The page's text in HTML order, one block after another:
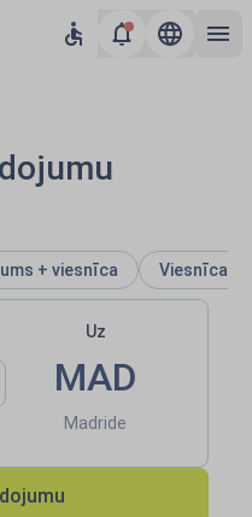
+ viesnīca Viesnīca
Uz
MAD
Madride